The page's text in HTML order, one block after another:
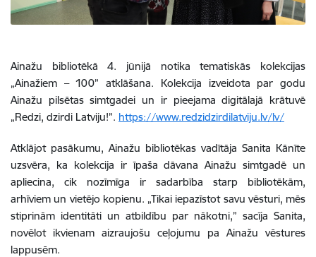
Ainažu bibliotēkā 4. jūnijā notika tematiskās kolekcijas
„Ainažiem – 100” atklāšana. Kolekcija izveidota par godu
Ainažu pilsētas simtgadei un ir pieejama digitālajā krātuvē
„Redzi, dzirdi Latviju!”. https://www.redzidzirdilatviju.lv/lv/
Atklājot pasākumu, Ainažu bibliotēkas vadītāja Sanita Kānīte
uzsvēra, ka kolekcija ir īpaša dāvana Ainažu simtgadē un
apliecina, cik nozīmīga ir sadarbība starp bibliotēkām,
arhīviem un vietējo kopienu. „Tikai iepazīstot savu vēsturi, mēs
stiprinām identitāti un atbildību par nākotni,” sacīja Sanita,
novēlot ikvienam aizraujošu ceļojumu pa Ainažu vēstures
lappusēm.